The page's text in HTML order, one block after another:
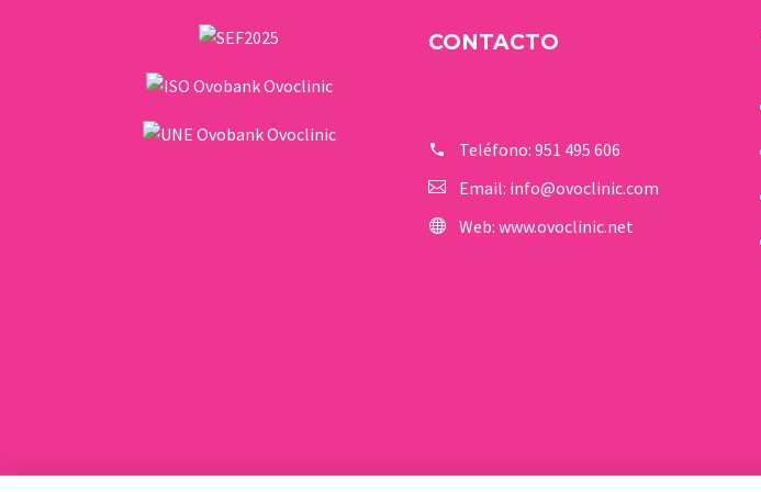
portadora de una
enfermedad
CONTACTO
Teléfono: 951 495 606
Email: info@ovoclinic.com
Web: www.ovoclinic.net